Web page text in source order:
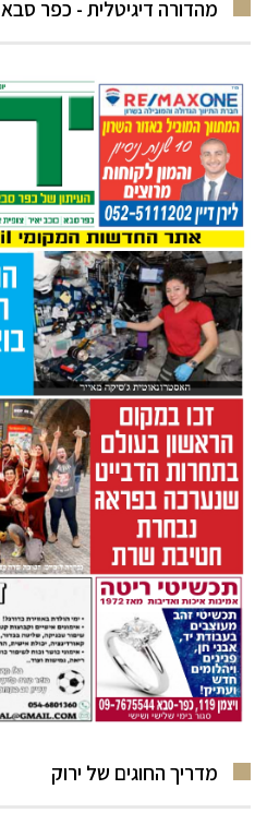
מהדורה דיגיטלית - כפר סבא
מדריך החוגים של ירוק